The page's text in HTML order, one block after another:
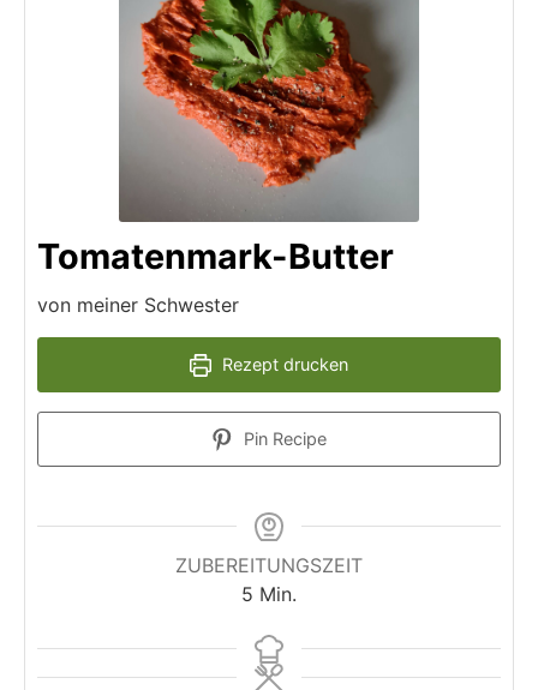
Tomatenmark-Butter
von meiner Schwester
Rezept drucken
Pin Recipe
ZUBEREITUNGSZEIT
5 Minuten
Min.